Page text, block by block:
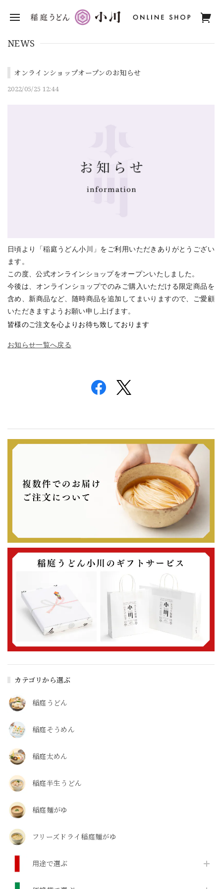
カテゴリから選ぶ
稲庭うどん
稲庭そうめん
稲庭太めん
稲庭半生うどん
稲庭麺がゆ
フリーズドライ稲庭麺がゆ
用途で選ぶ
NEWS
オンラインショップオープンのお知らせ
2022/05/25 12:44
日頃より「稲庭うどん小川」をご利用いただきありがとうござい
ます。
この度、公式オンラインショップをオープンいたしました。
今後は、オンラインショップでのみご購入いただける限定商品を
含め、新商品など、随時商品を追加してまいりますので、ご愛顧
いただきますようお願い申し上げます。
皆様のご注文を心よりお待ち致しております
お知らせ一覧へ戻る